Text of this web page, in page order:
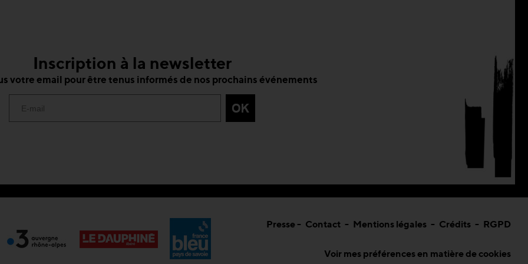
Inscription à la newsletter
votre email pour être tenus informés de nos prochains événements
Presse - Contact - Mentions légales - Crédits - RGPD
Voir mes préférences en matière de cookies